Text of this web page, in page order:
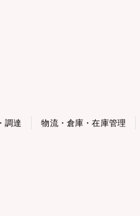
調達
物流・倉庫・在庫管理